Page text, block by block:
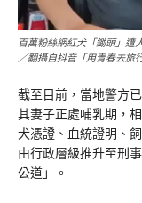
百萬粉絲網紅犬「鋤頭」遭
／翻攝自抖音「用青春去旅
截至目前，當地警方
其妻子正處哺乳期，
犬憑證、血統證明、
由行政層級推升至刑
公道」。